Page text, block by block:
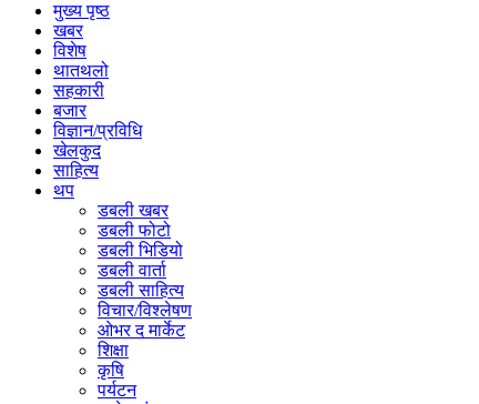
मुख्य पृष्ठ
खबर
विशेष
थातथलो
सहकारी
बजार
विज्ञान/प्रविधि
खेलकुद
साहित्य
थप
डबली खबर
डबली फोटो
डबली भिडियो
डबली वार्ता
डबली साहित्य
विचार/विश्‍लेषण
ओभर द मार्केट
शिक्षा
कृषि
पर्यटन